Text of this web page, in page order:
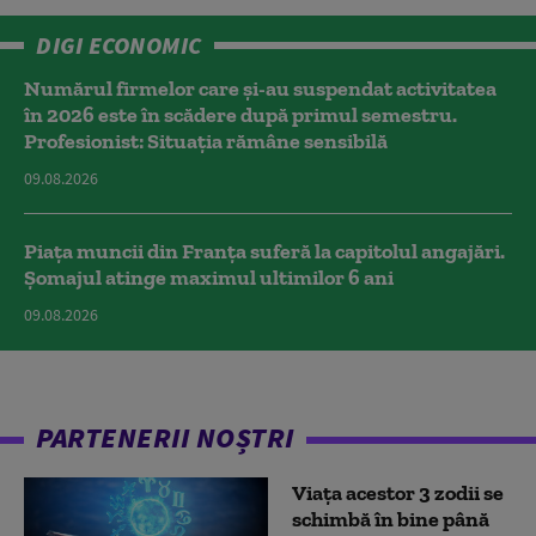
DIGI ECONOMIC
Numărul firmelor care și-au suspendat activitatea
în 2026 este în scădere după primul semestru.
Profesionist: Situația rămâne sensibilă
09.08.2026
Piața muncii din Franța suferă la capitolul angajări.
Șomajul atinge maximul ultimilor 6 ani
09.08.2026
PARTENERII NOȘTRI
Viața acestor 3 zodii se
schimbă în bine până